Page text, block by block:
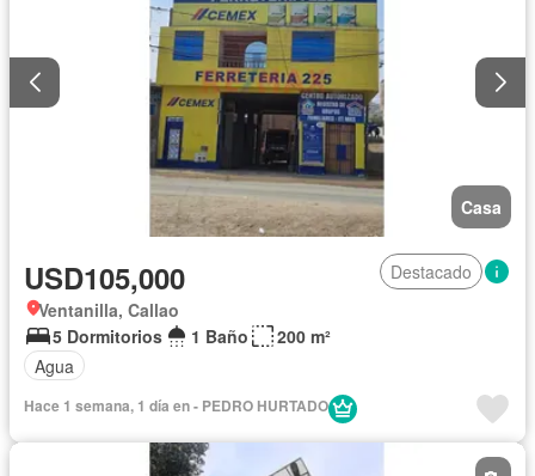
Casa
USD105,000
Destacado
Ventanilla, Callao
5 Dormitorios
1 Baño
200 m²
Agua
Hace 1 semana, 1 día en - PEDRO HURTADO